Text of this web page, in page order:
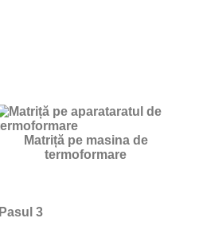
Matriță pe masina de
termoformare
Pasul 3